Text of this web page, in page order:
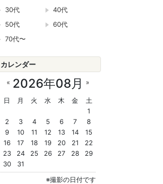
30代
40代
50代
60代
70代〜
カレンダー
2026年08月
« »
日 月 火 水 木 金
土
1
2
3 4 5 6 7
8
9
10 11 12 13 14
15
16
17 18 19 20 21
22
23
24 25 26 27 28
29
30
31
※撮影の日付です